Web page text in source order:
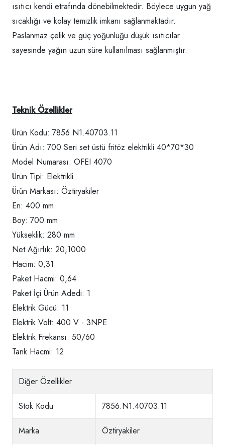
ısıtıcı kendi etrafında dönebilmektedir. Böylece uygun yağ
sıcaklığı ve kolay temizlik imkanı sağlanmaktadır.
Paslanmaz çelik ve güç yoğunluğu düşük ısıtıcılar
sayesinde yağın uzun süre kullanılması sağlanmıştır.
Teknik Özellikler
Ürün Kodu: 7856.N1.40703.11
Ürün Adı: 700 Seri set üstü fritöz elektrikli 40*70*30
Model Numarası: OFEI 4070
Ürün Tipi: Elektrikli
Ürün Markası: Öztiryakiler
En: 400 mm
Boy: 700 mm
Yükseklik: 280 mm
Net Ağırlık: 20,1000
Hacim: 0,31
Paket Hacmi: 0,64
Paket İçi Ürün Adedi: 1
Elektrik Gücü: 11
Elektrik Volt: 400 V - 3NPE
Elektrik Frekansı: 50/60
Tank Hacmi: 12
Diğer Özellikler
Stok Kodu 7856.N1.40703.11
Marka Öztiryakiler